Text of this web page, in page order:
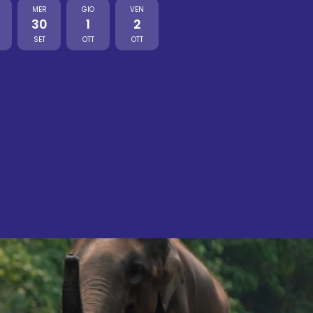
MER
30
SET
GIO
1
OTT
VEN
2
OTT